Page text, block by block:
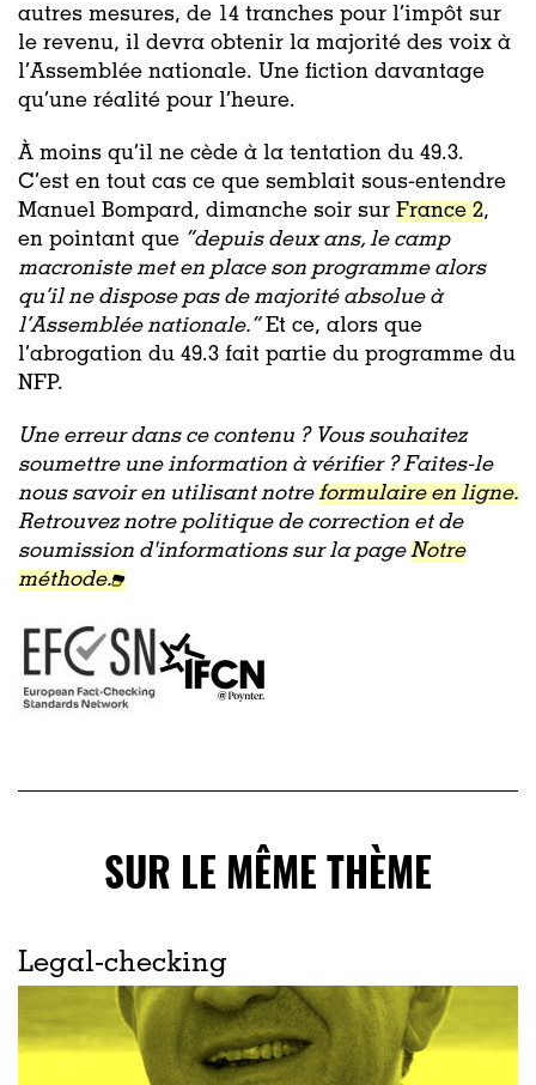
autres mesures, de 14 tranches pour l’impôt sur
le revenu, il devra obtenir la majorité des voix à
l’Assemblée nationale. Une fiction davantage
qu’une réalité pour l’heure.
À moins qu’il ne cède à la tentation du 49.3.
C’est en tout cas ce que semblait sous-entendre
Manuel Bompard, dimanche soir sur France 2,
en pointant que “depuis deux ans, le camp
macroniste met en place son programme alors
qu’il ne dispose pas de majorité absolue à
l’Assemblée nationale.”Et ce, alors que
l’abrogation du 49.3 fait partie du programme du
NFP.
Une erreur dans ce contenu ? Vous souhaitez
soumettre une information à vérifier ? Faites-le
nous savoir en utilisant notreformulaire en ligne.
Retrouvez notre politique de correction et de
soumission d'informations sur la pageNotre
méthode.
SUR LE MÊME THÈME
Legal-checking